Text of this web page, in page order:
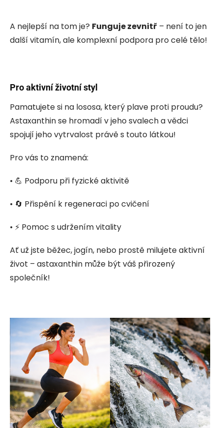
A nejlepší na tom je? Funguje zevnitř – není to jen
další vitamín, ale komplexní podpora pro celé tělo!
Pro aktivní životní styl
Pamatujete si na lososa, který plave proti proudu?
Astaxanthin se hromadí v jeho svalech a vědci
spojují jeho vytrvalost právě s touto látkou!
Pro vás to znamená:
• 💪 Podporu při fyzické aktivitě
• 🔄 Přispění k regeneraci po cvičení
• ⚡ Pomoc s udržením vitality
Ať už jste běžec, jogín, nebo prostě milujete aktivní
život – astaxanthin může být váš přirozený
společník!